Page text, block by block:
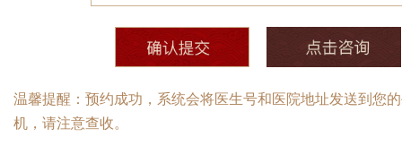
温馨提醒：预约成功，系统会将医生号和医院地址发送到您
机，请注意查收。